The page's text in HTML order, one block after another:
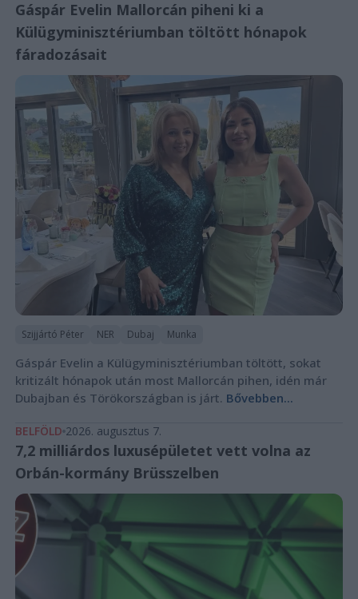
Gáspár Evelin Mallorcán piheni ki a
Külügyminisztériumban töltött hónapok
fáradozásait
Szijjártó Péter NER Dubaj Munka
Gáspár Evelin a Külügyminisztériumban töltött, sokat
kritizált hónapok után most Mallorcán pihen, idén már
Dubajban és Törökországban is járt. Bővebben...
BELFÖLD 2026. augusztus 7.
7,2 milliárdos luxusépületet vett volna az
Orbán-kormány Brüsszelben